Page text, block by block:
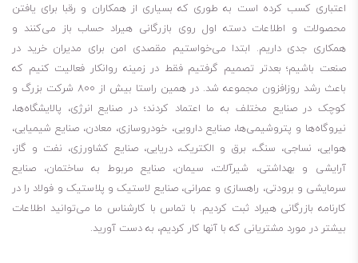
اعتباری کسب کرده است به طوری که بسیاری از همکاران و رقبا برای یافتن
محصولات و اطلاعات دسته اول روی بازرگانی هیراد حساب باز می‌کنند و
همکاری جدی داریم. ابتدا می‌خواستیم مقصدی امن برای مدیران خرید در
صنعت باشیم؛ بعدتر تصمیم گرفتیم فقط در زمینه روانکار فعالیت کنیم که
باعث رشد روزافزون مجموعه شد. در همین راستا بیش از 800 شرکت بزرگ و
کوچک در صنایع مختلف به ما اعتماد کردند؛ در صنایع انرژی، پالایشگاه‌ها،
نیروگاه‌ها و پتروشیمی‌ها، صنایع دارویی، خودروسازی، معادن، صنایع شیمیایی،
هوایی، نساجی، سنگ، برق و الکتریک، دریایی، صنایع کشاورزی، نفت و گاز،
آرایشی و بهداشتی، شیرآلات، سیمان، صنایع مربوط به ساختمان، صنایع
سرمایشی و برودتی، راهسازی و عمرانی، صنایع لاستیک و پلاستیک و فولاد را در
کارنامه بازرگانی هیراد ثبت کردیم. با تماس با کارشناس ما می‌توانید اطلاعات
بیشتر در مورد مشتریانی که با آنها کار کردیم، به دست آورید.